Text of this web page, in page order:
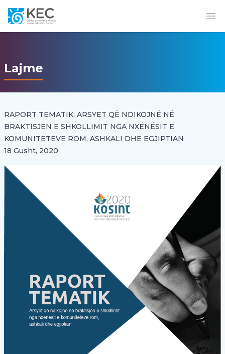
Lajme
RAPORT TEMATIK: ARSYET QË NDIKOJNË NË
BRAKTISJEN E SHKOLLIMIT NGA NXËNËSIT E
KOMUNITETEVE ROM, ASHKALI DHE EGJIPTIAN
18 Gusht, 2020